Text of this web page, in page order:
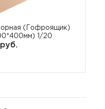
(Гофроящик)
1/20